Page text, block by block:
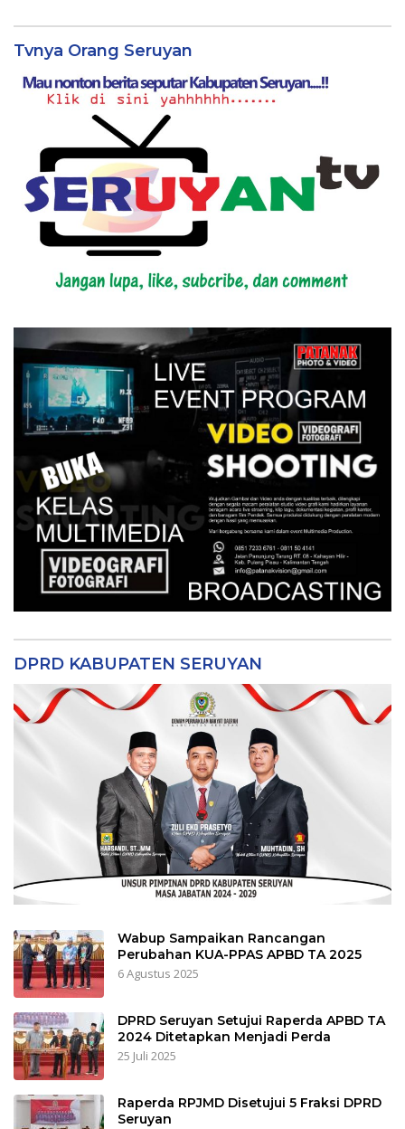
Tvnya Orang Seruyan
DPRD KABUPATEN SERUYAN
Wabup Sampaikan Rancangan
Perubahan KUA-PPAS APBD TA 2025
6 Agustus 2025
DPRD Seruyan Setujui Raperda APBD TA
2024 Ditetapkan Menjadi Perda
25 Juli 2025
Raperda RPJMD Disetujui 5 Fraksi DPRD
Seruyan